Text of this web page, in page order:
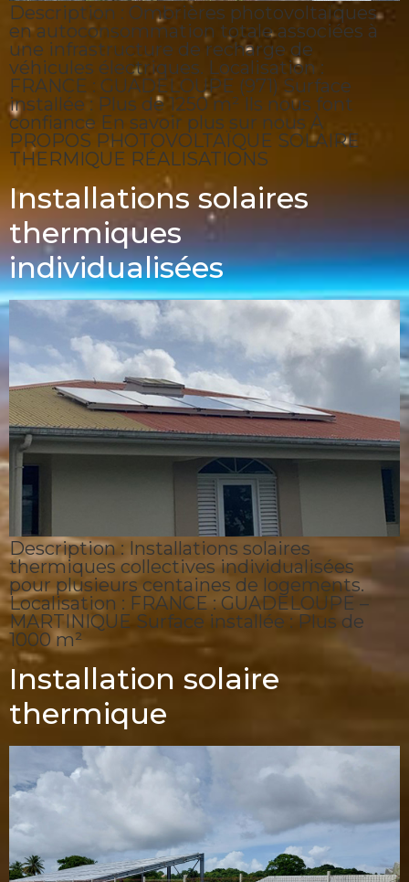
Description : Ombrières photovoltaïques
en autoconsommation totale associées à
une infrastructure de recharge de
véhicules électriques. Localisation :
FRANCE : GUADELOUPE (971) Surface
installée : Plus de 1250 m² Ils nous font
confiance En savoir plus sur nous À
PROPOS PHOTOVOLTAÏQUE SOLAIRE
THERMIQUE RÉALISATIONS
Installations solaires
thermiques
individualisées
Description : Installations solaires
thermiques collectives individualisées
pour plusieurs centaines de logements.
Localisation : FRANCE : GUADELOUPE –
MARTINIQUE Surface installée : Plus de
1000 m²
Installation solaire
thermique